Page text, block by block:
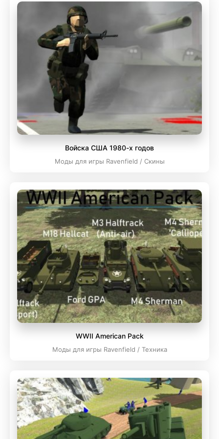
Войска США 1980-х годов
Моды для игры Ravenfield / Скины
WWII American Pack
Моды для игры Ravenfield / Техника